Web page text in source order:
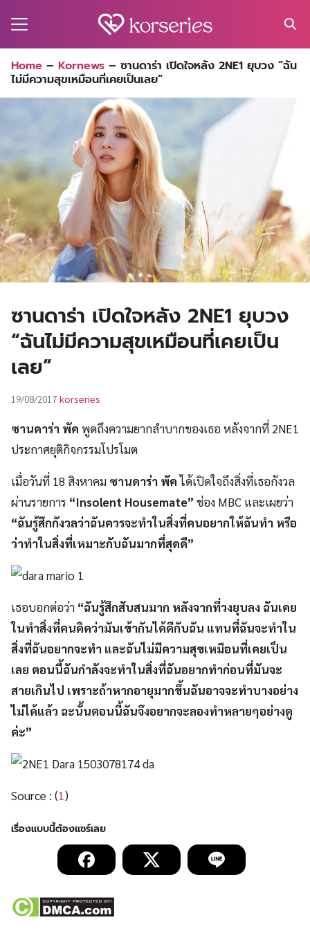
for:
Home – Kornews – ซานดาร่า เปิดใจหลัง 2NE1 ยุบวง “ฉัน
ไม่มีความสุขเหมือนที่เคยเป็นเลย”
ซานดาร่า เปิดใจหลัง 2NE1 ยุบวง
“ฉันไม่มีความสุขเหมือนที่เคยเป็น
เลย”
19/08/2017 korseries
ซานดาร่า พัค พูดถึงความยากลำบากของเธอ หลังจากที่ 2NE1
ประกาศยุติกิจกรรมโปรโมต
เมื่อวันที่ 18 สิงหาคม ซานดาร่า พัคได้เปิดใจถึงสิ่งที่เธอกังวล
ผ่านรายการ “Insolent Housemate” ช่อง MBC และเผยว่า
“ฉันรู้สึกกังวลว่าฉันควรจะทำในสิ่งที่คนอยากให้ฉันทำ หรือ
ว่าทำในสิ่งที่เหมาะกับฉันมากที่สุดดี”
เธอบอกต่อว่า “ฉันรู้สึกสับสนมาก หลังจากที่วงยุบลง ฉันเคย
ในทำสิ่งที่คนคิดว่ามันเข้ากันได้ดีกับฉัน แทนที่ฉันจะทำใน
สิ่งที่ฉันอยากจะทำ และฉันไม่มีความสุขเหมือนที่เคยเป็น
เลย ตอนนี้ฉันกำลังจะทำในสิ่งที่ฉันอยากทำก่อนที่มันจะ
สายเกินไป เพราะถ้าหากอายุมากขึ้นฉันอาจจะทำบางอย่าง
ไม่ได้แล้ว ฉะนั้นตอนนี้ฉันจึงอยากจะลองทำหลายๆอย่างดู
ค่ะ”
Source : (1)